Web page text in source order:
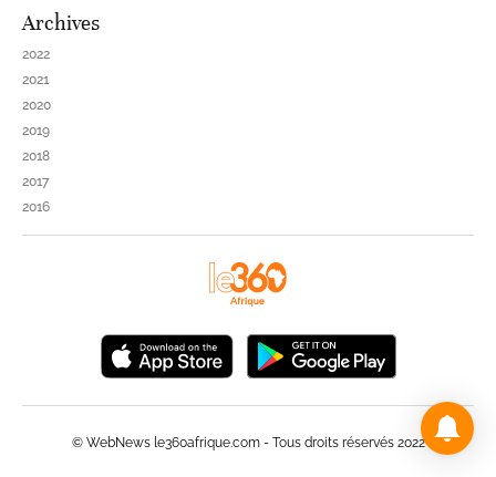
Archives
2022
2021
2020
2019
2018
2017
2016
© WebNews le360afrique.com - Tous droits réservés 2022